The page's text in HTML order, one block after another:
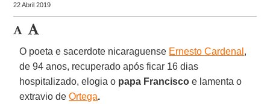
22 Abril 2019
O poeta e sacerdote nicaraguense Ernesto Cardenal ,
de 94 anos, recuperado após ficar 16 dias
hospitalizado, elogia o papa Francisco e lamenta o
extravio deOrtega.